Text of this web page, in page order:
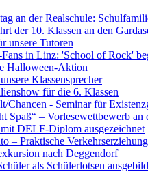
an der Realschule:
der 10. Klassen an den
unsere Tutoren
in Linz: 'School of Rock'
Halloween-Aktion
Klassensprecher
für die 6. Klassen
Chancen - Seminar für
Spaß“ – Vorlesewettbewerb
DELF-Diplom ausgezeichnet
– Praktische
nach Deggendorf
als Schülerlotsen